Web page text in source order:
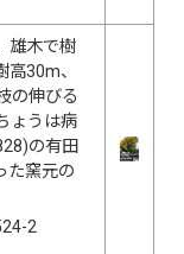
雄木で樹
30m、
の伸びる
ょうは病
の有田
た窯元の
2